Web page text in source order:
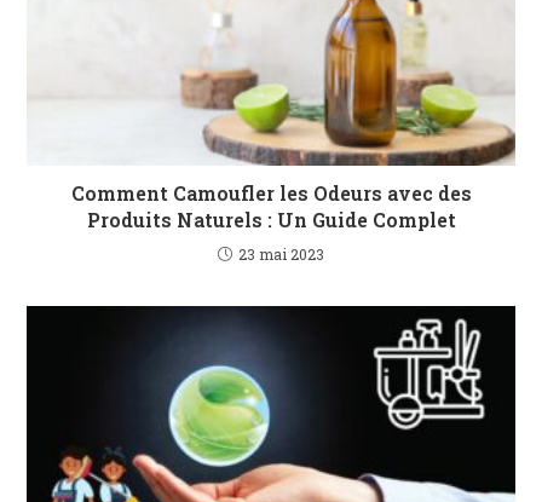
Comment Camoufler les Odeurs avec des
Produits Naturels : Un Guide Complet
23 mai 2023